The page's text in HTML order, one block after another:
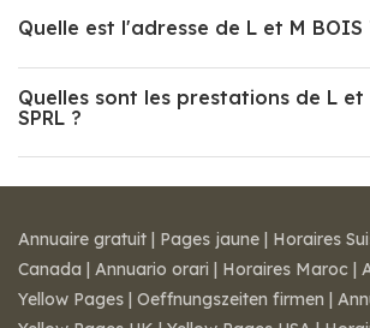
Quelle est l'adresse de L et M BOIS
Quelles sont les prestations de L et
SPRL ?
Annuaire gratuit | Pages jaune | Horaires
Canada | Annuario orari | Horaires Maroc |
Yellow Pages | Oeffnungszeiten firmen |